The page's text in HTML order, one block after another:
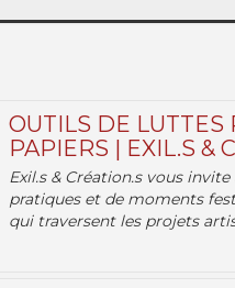
OUTILS DE LUTTES
PAPIERS | EXIL.S &
Exil.s & Création.s vous
pratiques et de moments
qui traversent les projets